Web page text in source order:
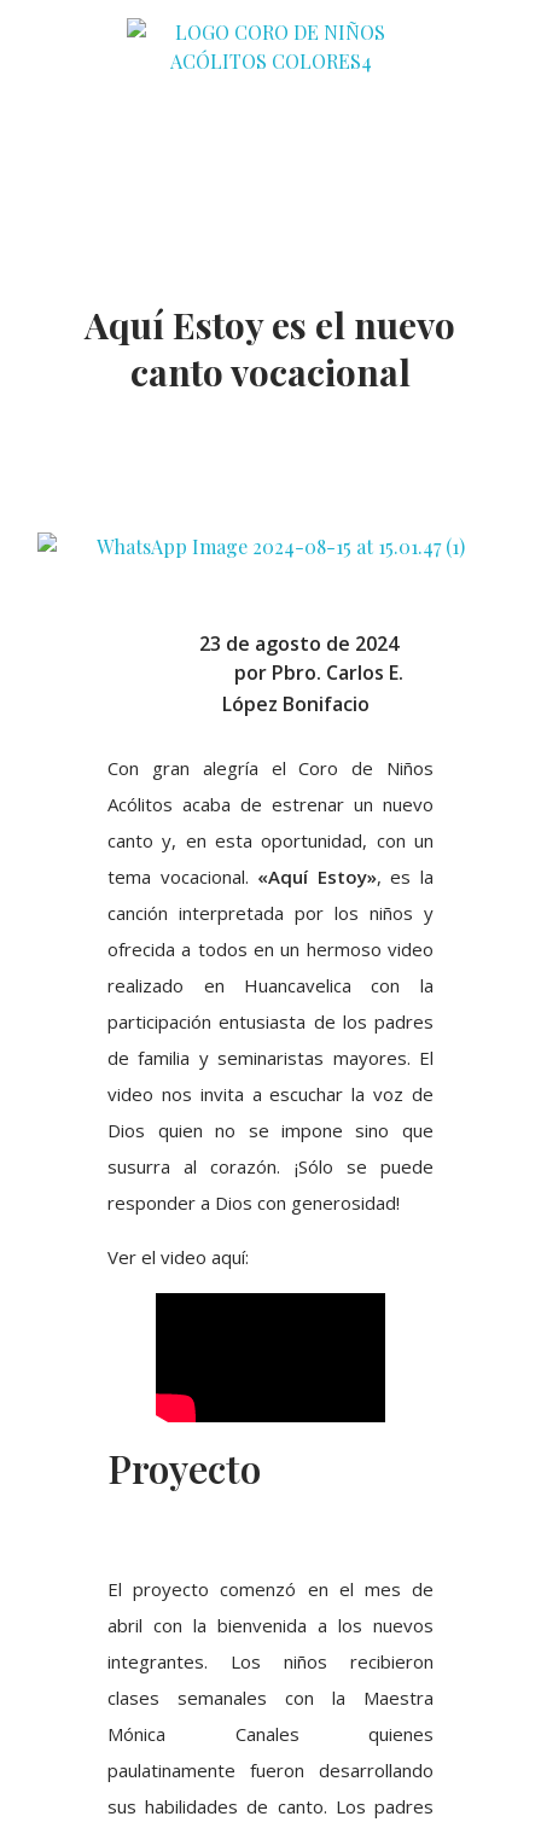
Aquí Estoy es el nuevo
canto vocacional
23 de agosto de 2024
por Pbro. Carlos E.
López Bonifacio
Con gran alegría el Coro de Niños
Acólitos acaba de estrenar un nuevo
canto y, en esta oportunidad, con un
tema vocacional. «Aquí Estoy», es la
canción interpretada por los niños y
ofrecida a todos en un hermoso video
realizado en Huancavelica con la
participación entusiasta de los padres
de familia y seminaristas mayores. El
video nos invita a escuchar la voz de
Dios quien no se impone sino que
susurra al corazón. ¡Sólo se puede
responder a Dios con generosidad!
Ver el video aquí:
Proyecto
El proyecto comenzó en el mes de
abril con la bienvenida a los nuevos
integrantes. Los niños recibieron
clases semanales con la Maestra
Mónica Canales quienes
paulatinamente fueron desarrollando
sus habilidades de canto. Los padres